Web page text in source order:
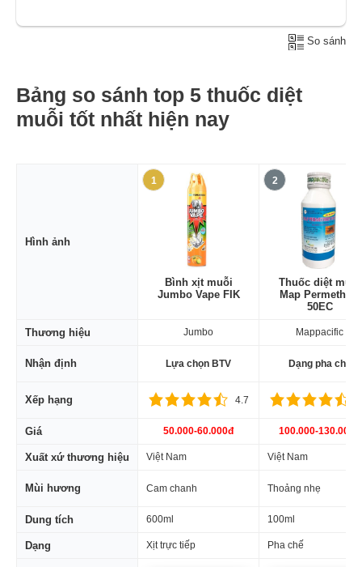
So sánh
Bảng so sánh top 5 thuốc diệt
muỗi tốt nhất hiện nay
Hình ảnh
1
Bình xịt muỗi
Jumbo Vape FIK
2
Thuốc diệt muỗi
Map Permethrin
50EC
Thương hiệu Jumbo Mappacific
Nhận định Lựa chọn BTV Dạng pha chế
Xếp hạng 4.7
Giá 50.000-60.000đ 100.000-130.000đ
Xuất xứ thương hiệu Việt Nam Việt Nam
Mùi hương Cam chanh Thoảng nhẹ
Dung tích 600ml 100ml
Dạng Xịt trực tiếp Pha chế